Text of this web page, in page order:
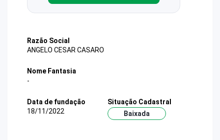
Razão Social
ANGELO CESAR CASARO
Nome Fantasia
-
Data de fundação
18/11/2022
Situação Cadastral
Baixada